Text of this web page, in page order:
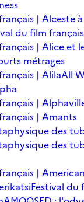
| Alceste
du film
| Alice et
métrages
| AlilaAll
|
| Amants
des
des
|
Festival du